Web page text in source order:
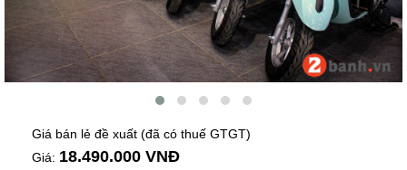
Giá bán lẻ đề xuất (đã có thuế GTGT)
Giá: 18.490.000 VNĐ